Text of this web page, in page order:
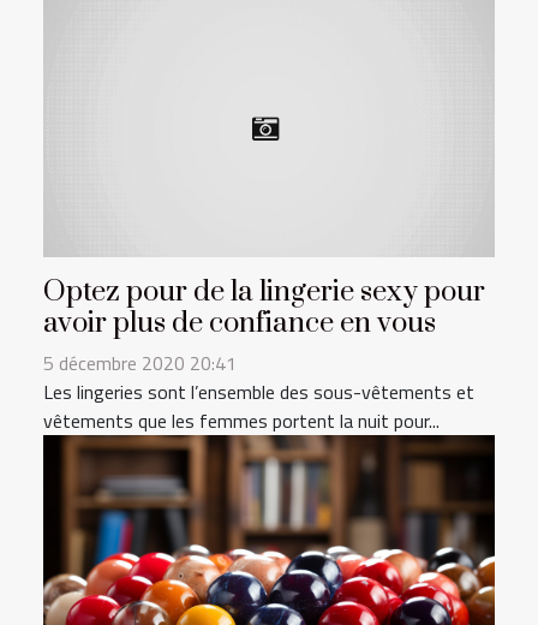
Optez pour de la lingerie sexy pour
avoir plus de confiance en vous
5 décembre 2020 20:41
Les lingeries sont l’ensemble des sous-vêtements et
vêtements que les femmes portent la nuit pour...